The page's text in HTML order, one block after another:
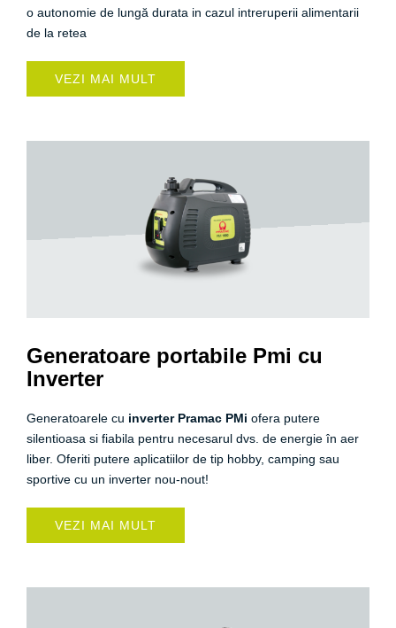
o autonomie de lungă durata in cazul intreruperii alimentarii
de la retea
VEZI MAI MULT
Generatoare portabile Pmi cu
Inverter
Generatoarele cu inverter Pramac PMi ofera putere
silentioasa si fiabila pentru necesarul dvs. de energie în aer
liber. Oferiti putere aplicatiilor de tip hobby, camping sau
sportive cu un inverter nou-nout!
VEZI MAI MULT